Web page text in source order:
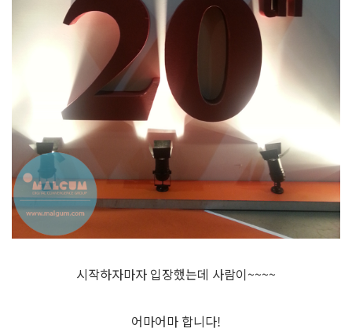
시작하자마자 입장했는데 사람이~~~~
어마어마 합니다!